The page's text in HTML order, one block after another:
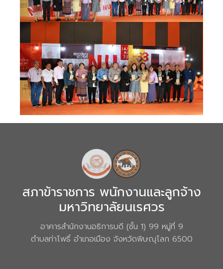
สภาข้าราชการ พนักงานและลูกจ้าง
มหาวิทยาลัยนเรศวร
อาคารสำนักงานอธิการบดี (ชั้น 1) 99 หมู่ที่ 9
ตำบลท่าโพธิ์ อำเภอเมือง จังหวัดพิษณุโลก 6500